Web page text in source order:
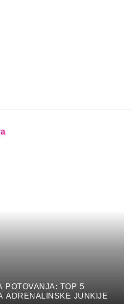
POTOVANJA: TOP 5
ADRENALINSKE JUNKIJE